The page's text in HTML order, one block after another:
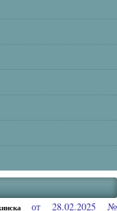
от 28.02.2025 №